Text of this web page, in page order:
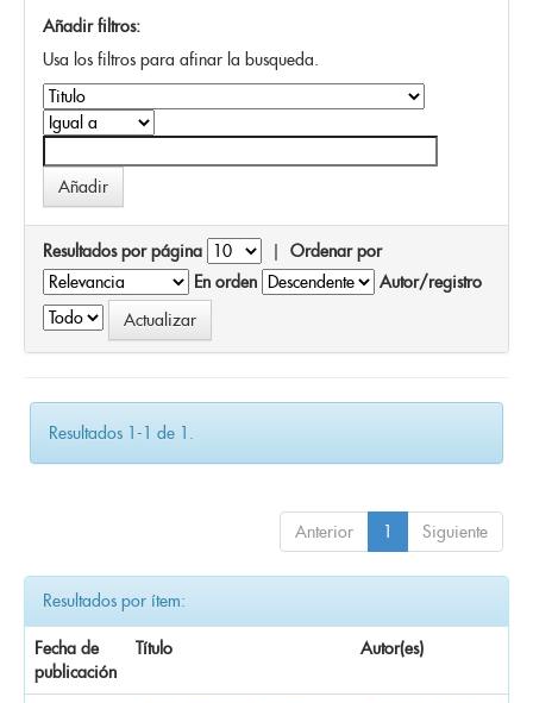
Añadir filtros:
Usa los filtros para afinar la busqueda.
Resultados por página | Ordenar por
En orden
Autor/registro
Resultados 1-1 de 1.
Anterior 1 Siguiente
Resultados por ítem:
Fecha de
publicación
Título Autor(es)